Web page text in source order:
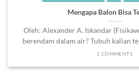
Mengapa Balon Bisa
Oleh: Alexander A. Iskandar
berendam dalam air? Tubuh kalian
1 COMMENTS